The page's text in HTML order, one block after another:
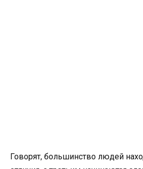
Говорят, большинство людей